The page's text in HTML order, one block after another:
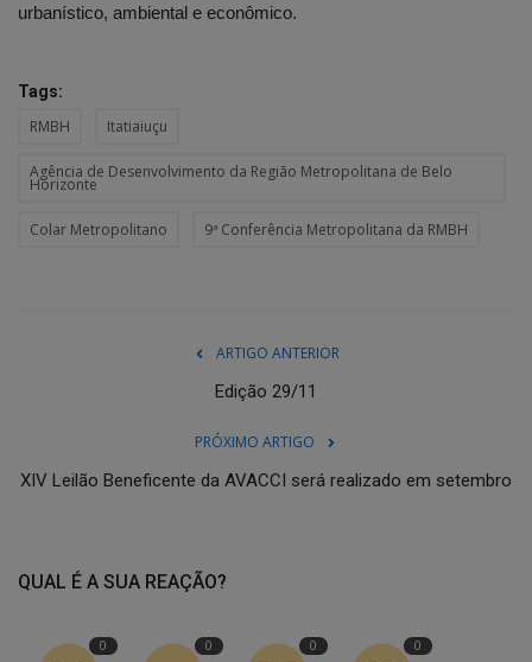
urbanístico, ambiental e econômico.
Tags:
RMBH Itatiaiuçu
Agência de Desenvolvimento da Região Metropolitana de Belo
Horizonte
Colar Metropolitano 9ª Conferência Metropolitana da RMBH
ARTIGO ANTERIOR
Edição 29/11
PRÓXIMO ARTIGO
XIV Leilão Beneficente da AVACCI será realizado em setembro
QUAL É A SUA REAÇÃO?
0 0 0 0